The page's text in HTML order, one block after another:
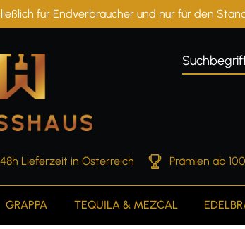
für Endverbraucher und nur für den
Lieferzeit in Österreich Prämien ab
GRAPPA TEQUILA & MEZCAL